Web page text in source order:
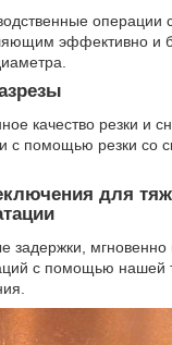
операции
эффективно и
качество резки и
с помощью резки со
для
задержки, мгновенно
с помощью нашей